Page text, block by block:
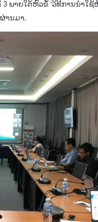
ພາຍໃຕ້ຫົວຂໍ້ ‘ວິທີການນຳໃຊ້
ານມາ.